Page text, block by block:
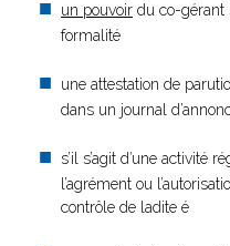
un pouvoir du co-gérant
formalité
une attestation de
dans un journal
s’il s’agit d’une activité
l’agrément ou
contrôle de ladite é